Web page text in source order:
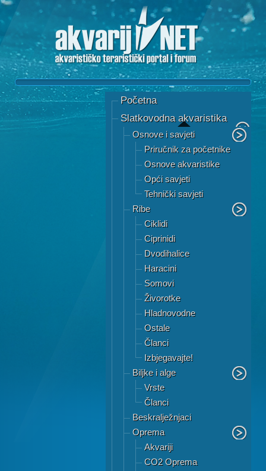
Početna
Slatkovodna akvaristika
Osnove i savjeti
Priručnik za početnike
Osnove akvaristike
Opći savjeti
Tehnički savjeti
Ribe
Ciklidi
Ciprinidi
Dvodihalice
Haracini
Somovi
Živorotke
Hladnovodne
Ostale
Članci
Izbjegavajte!
Biljke i alge
Vrste
Članci
Beskralježnjaci
Oprema
Akvariji
CO2 Oprema